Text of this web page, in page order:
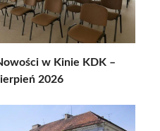
w Kinie KDK –
2026